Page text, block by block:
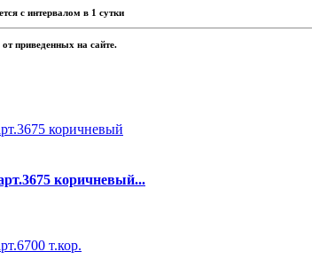
с интервалом в 1 сутки
приведенных на сайте.
коричневый...